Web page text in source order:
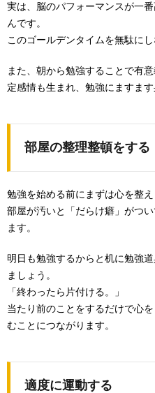
実は、脳のパフォーマンスが一
んです。
このゴールデンタイムを無駄にし
また、朝から勉強することで有
定感情も生まれ、勉強にますます
部屋の整理整頓をする
勉強を始める前にまずは心を整え
部屋が汚いと「だらけ癖」がつ
ます。
明日も勉強するからと机に勉強
ましょう。
「終わったら片付ける。」
当たり前のことをするだけで心
むことにつながります。
適度に運動する